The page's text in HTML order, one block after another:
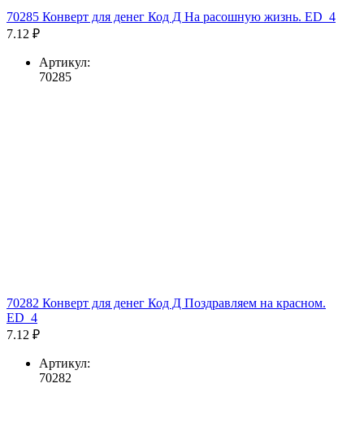
70285 Конверт для денег Код Д На расошную жизнь. ED_4
7.12 ₽
Артикул:
70285
70282 Конверт для денег Код Д Поздравляем на красном.
ED_4
7.12 ₽
Артикул:
70282